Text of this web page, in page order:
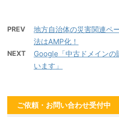
PREV
地方自治体の災害関連ペ
法はAMP化！
NEXT
Google「中古ドメインの
います」
ご依頼・お問い合わせ受付中